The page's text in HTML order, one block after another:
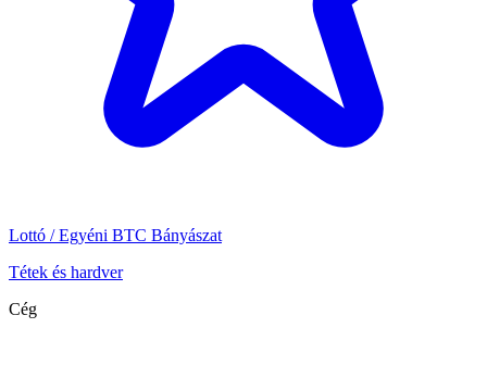
Lottó / Egyéni BTC Bányászat
Tétek és hardver
Cég